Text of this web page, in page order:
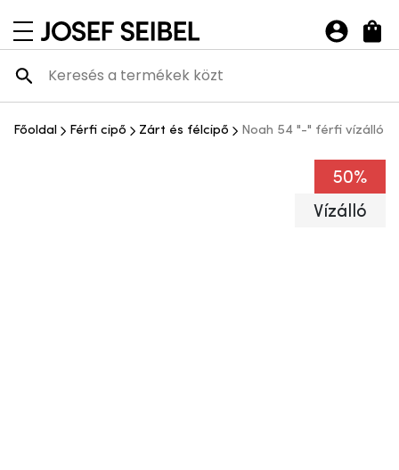
navigációs menü megnyitása
Josef Seibel Webshop
Főoldal Férfi cipő Zárt és félcipő Noah 54 "-" férfi vízálló
50%
Vízálló